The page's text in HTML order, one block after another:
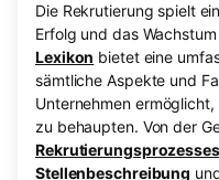
Die Rekrutierung spielt
Erfolg und das
Lexikon bietet eine
sämtliche Aspekte und
Unternehmen ermöglicht,
zu behaupten. Von der
Rekrutierungsprozesses
Stellenbeschreibung